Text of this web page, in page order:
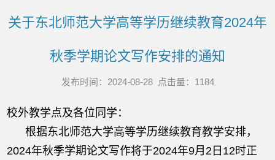
关于东北师范大学高等学历继续教育2024年
秋季学期论文写作安排的通知
发布时间：2024-08-28 点击量： 1184
校外教学点及各位同学：
根据东北师范大学高等学历继续教育教学安排，
2024年秋季学期论文写作将于2024年9月2日12时正